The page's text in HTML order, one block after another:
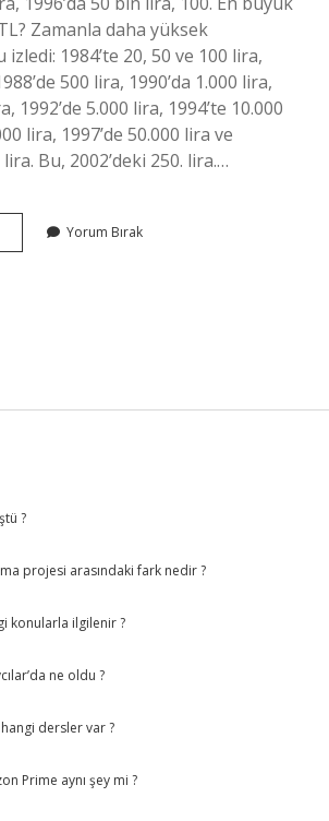
Zamanla daha yüksek
1984’te 20, 50 ve 100 lira,
500 lira, 1990’da 1.000 lira,
1992’de 5.000 lira, 1994’te 10.000
lira, 1997’de 50.000 lira ve
lira. Bu, 2002’deki 250. lira.…
Lira
Yorum Bırak
?
projesi arasındaki fark nedir ?
konularla ilgilenir ?
ne oldu ?
dersler var ?
Prime aynı şey mi ?